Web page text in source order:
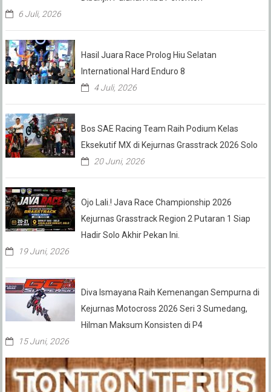
6 Juli, 2026
Hasil Juara Race Prolog Hiu Selatan
International Hard Enduro 8
4 Juli, 2026
Bos SAE Racing Team Raih Podium Kelas
Eksekutif MX di Kejurnas Grasstrack 2026 Solo
20 Juni, 2026
Ojo Lali.! Java Race Championship 2026
Kejurnas Grasstrack Region 2 Putaran 1 Siap
Hadir Solo Akhir Pekan Ini.
19 Juni, 2026
Diva Ismayana Raih Kemenangan Sempurna di
Kejurnas Motocross 2026 Seri 3 Sumedang,
Hilman Maksum Konsisten di P4
15 Juni, 2026